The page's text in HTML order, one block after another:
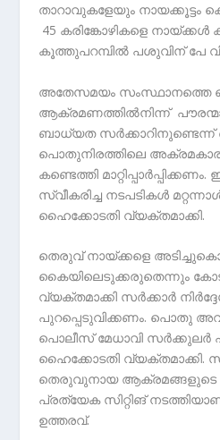
താറാവുകളേയും നായക്കൂട്ടം
45 കരിങ്കോഴികളെ
കൂത്തുപറമ്പിൽ പശുവിന് പേ
അതേസമയം സംസ്ഥാനത്തെ
ആക്രമണത്തില്‍നിന്ന്
ബാധ്യത
പൊതുനിരത്തിലെ
കണ്ടെത്തി
സ്വീകരിച്ച നടപടികൾ
ഹൈക്കോടതി വ്യക്തമാക്കി.
തെരുവ് നായ്ക്കളെ
കൈയിലെടുക്കരുതെന്നും
വ്യക്തമാക്കി സർക്കാർ
പുറപ്പെടുവിക്കണം. പൊതു
പൊലീസ് മേധാവി സര്‍ക്കുലര്‍
ഹൈക്കോടതി വ്യക്തമാക്കി.
തെരുവുനായ ആക്രമങ്ങളുടെ
പ്രത്യേക സിറ്റിങ്
ഉത്തരവ്.